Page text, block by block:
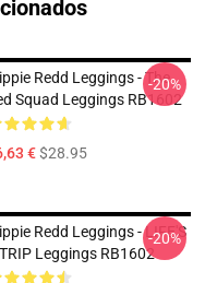
Redd Leggings - The
Squad Leggings RB1602
€$28.95
-20%
Redd Leggings - LIFE'S
Leggings RB1602
-20%